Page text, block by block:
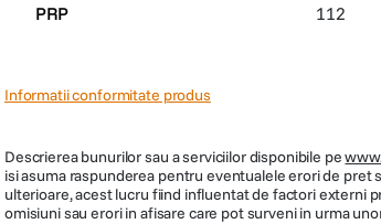
PRP
112
Informatii conformitate produs
Descrierea bunurilor sau a serviciilor disponibile pe
isi asuma raspunderea pentru eventualele erori de pret
ulterioare, acest lucru fiind influentat de factori externi
omisiuni sau erori in afisare care pot surveni in urma